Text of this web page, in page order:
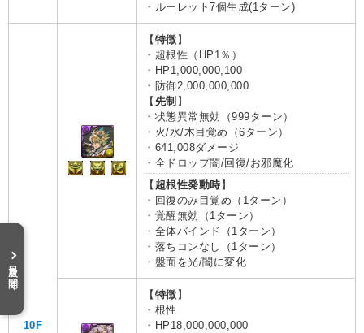
・ルーレット7個生成(1ターン)
10F
【 特徴 】
・超根性（HP1％）
・HP1,000,000,100
・防御2,000,000,000
【 先制 】
・状態異常無効（999ターン）
・火/水/木目覚め（6ターン）
・641,008ダメージ
・全ドロップ闇/回復/お邪魔化
【 超根性発動時 】
・回復のみ目覚め（1ターン）
・覚醒無効（1ターン）
・全体バインド（1ターン）
・落ちコンなし（1ターン）
・盤面を光/闇に変化
【 特徴 】
・根性
・HP18,000,000,000
目次を開く